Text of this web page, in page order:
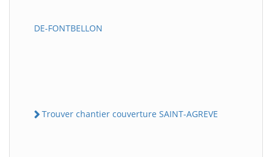
DE-FONTBELLON
Trouver chantier couverture SAINT-AGREVE